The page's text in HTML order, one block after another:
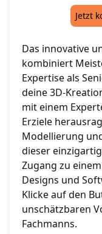
Jetzt
Das innovative
kombiniert
Expertise als
deine 3D-
mit einem
Erziele
Modellierung
dieser
Zugang zu
Designs und
Klicke auf den
unschätzbaren
Fachmanns.